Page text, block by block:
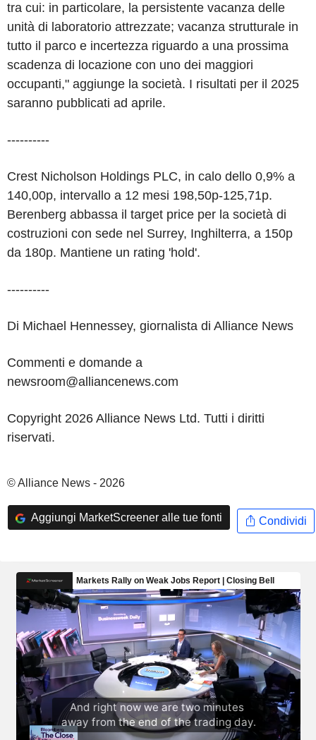
tra cui: in particolare, la persistente vacanza delle
unità di laboratorio attrezzate; vacanza strutturale in
tutto il parco e incertezza riguardo a una prossima
scadenza di locazione con uno dei maggiori
occupanti," aggiunge la società. I risultati per il 2025
saranno pubblicati ad aprile.
----------
Crest Nicholson Holdings PLC, in calo dello 0,9% a
140,00p, intervallo a 12 mesi 198,50p-125,71p.
Berenberg abbassa il target price per la società di
costruzioni con sede nel Surrey, Inghilterra, a 150p
da 180p. Mantiene un rating 'hold'.
----------
Di Michael Hennessey, giornalista di Alliance News
Commenti e domande a
newsroom@alliancenews.com
Copyright 2026 Alliance News Ltd. Tutti i diritti
riservati.
© Alliance News - 2026
Aggiungi MarketScreener alle tue fonti Condividi